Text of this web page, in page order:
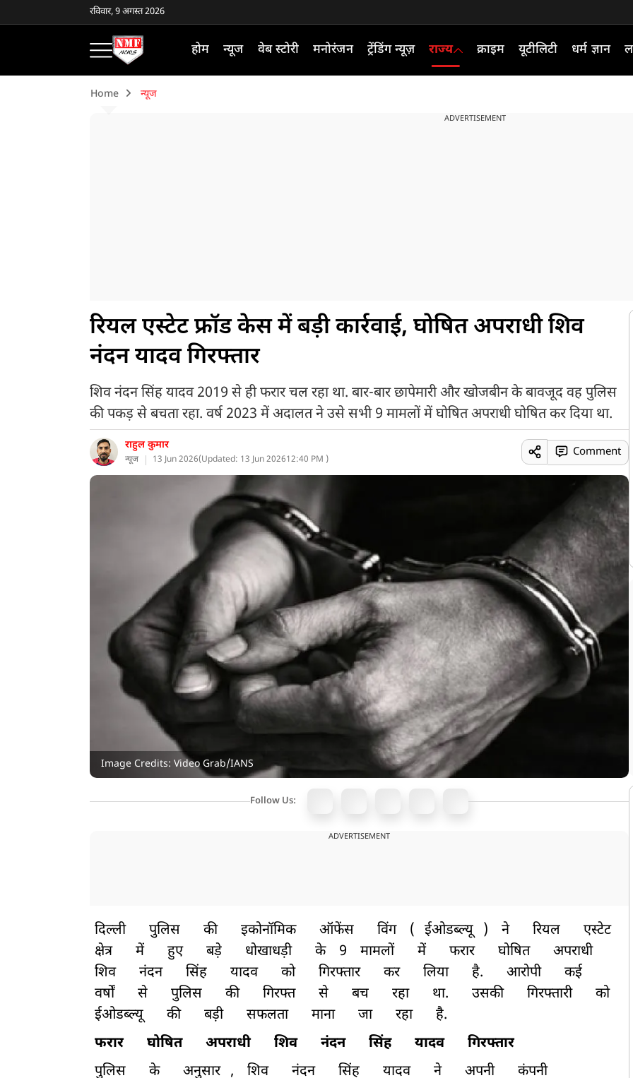
रविवार, 9 अगस्त 2026
होम न्यूज वेब स्टोरी मनोरंजन ट्रेंडिंग न्यूज़ राज्य क्राइम यूटीलिटी धर्म ज्ञान
Home न्यूज
ADVERTISEMENT
रियल एस्टेट फ्रॉड केस में बड़ी कार्रवाई, घोषित अपराधी शिव
नंदन यादव गिरफ्तार
शिव नंदन सिंह यादव 2019 से ही फरार चल रहा था. बार-बार छापेमारी और खोजबीन के बावजूद वह पुलिस
की पकड़ से बचता रहा. वर्ष 2023 में अदालत ने उसे सभी 9 मामलों में घोषित अपराधी घोषित कर दिया था.
राहुल कुमार
न्यूज 13 Jun 2026(Updated: 13 Jun 202612:40 PM )
Comment
Image Credits: Video Grab/IANS
Follow Us:
ADVERTISEMENT
दिल्ली पुलिस की इकोनॉमिक ऑफेंस विंग ( ईओडब्ल्यू ) ने रियल
एस्टेट
क्षेत्र
में हुए बड़े धोखाधड़ी के 9 मामलों में फरार घोषित
अपराधी
शिव
नंदन सिंह यादव को गिरफ्तार कर लिया है. आरोपी
कई
वर्षों
से पुलिस की गिरफ्त से बच रहा था. उसकी गिरफ्तारी
को
ईओडब्ल्यू
की बड़ी सफलता माना जा रहा
है.
फरार
घोषित अपराधी शिव नंदन सिंह यादव
गिरफ्तार
पुलिस
के अनुसार , शिव नंदन सिंह यादव ने अपनी
कंपनी